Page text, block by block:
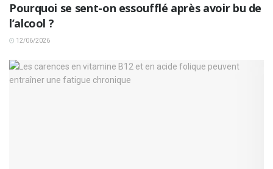
Pourquoi se sent-on essoufflé après avoir bu de
l’alcool ?
12/06/2026